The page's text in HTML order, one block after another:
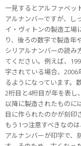
一見するとアルファベッ
アルナンバーですが、し
イ・ヴィトンの製造工場
り、後ろの数字で製造年
シリアルナンバーの読み
てください。例えば、
字されている場合、
るようになっています。
2桁目と4桁目が年を表し
以降に製造されたものに
目に作られたのかが刻印
もう1つ注意すべきなの
アルナンバーが印字で、